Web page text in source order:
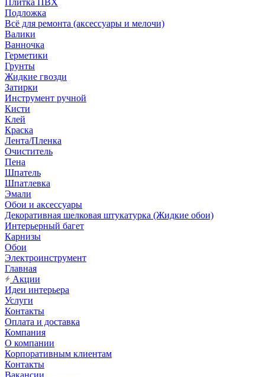
Плитка ПВХ
Подложка
Всё для ремонта (аксессуары и мелочи)
Валики
Ванночка
Герметики
Грунты
Жидкие гвозди
Затирки
Инструмент ручной
Кисти
Клей
Краска
Лента/Пленка
Очиститель
Пена
Шпатель
Шпатлевка
Эмали
Обои и аксессуары
Декоративная шелковая штукатурка (Жидкие обои)
Интерьерный багет
Карнизы
Обои
Электроинструмент
Главная
Акции
Идеи интерьера
Услуги
Контакты
Оплата и доставка
Компания
О компании
Корпоративным клиентам
Контакты
Вакансии